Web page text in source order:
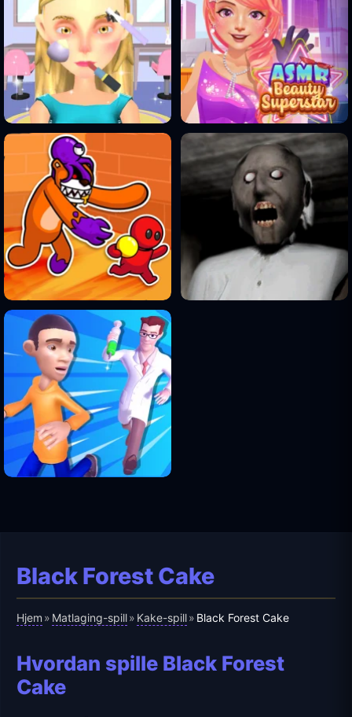
Black Forest Cake
Hjem » Matlaging-spill» Kake-spill» Black Forest Cake
Hvordan spille Black Forest
Cake